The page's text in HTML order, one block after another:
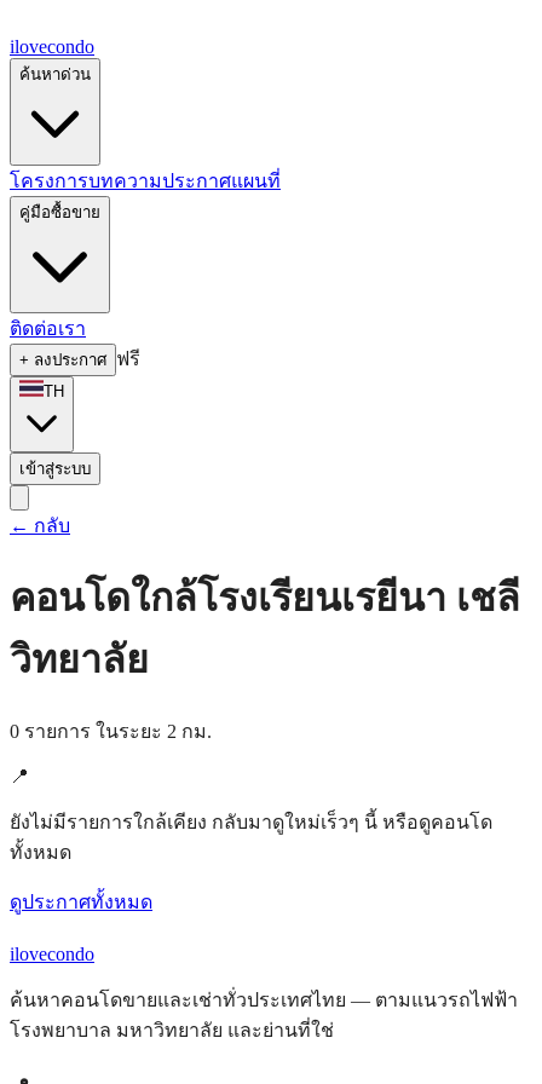
ilovecondo
ค้นหาด่วน
โครงการบทความประกาศแผนที่
คู่มือซื้อขาย
ติดต่อเรา
+ ลงประกาศ ฟรี
TH
เข้าสู่ระบบ
← กลับ
คอนโดใกล้โรงเรียนเรยีนา เชลี
วิทยาลัย
0 รายการ ในระยะ 2 กม.
📍
ยังไม่มีรายการใกล้เคียง กลับมาดูใหม่เร็วๆ นี้ หรือดูคอนโด
ทั้งหมด
ดูประกาศทั้งหมด
ilovecondo
ค้นหาคอนโดขายและเช่าทั่วประเทศไทย — ตามแนวรถไฟฟ้า
โรงพยาบาล มหาวิทยาลัย และย่านที่ใช่